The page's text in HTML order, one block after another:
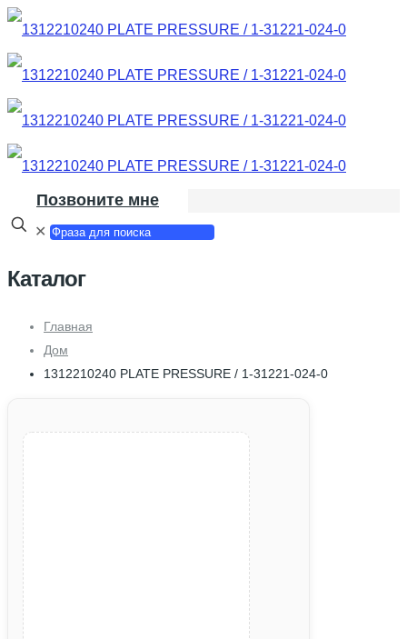
Позвоните мне
✕
Каталог
Главная
Дом
1312210240 PLATE PRESSURE / 1-31221-024-0